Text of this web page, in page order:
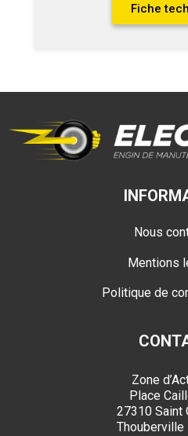
Fiche
Nous
Mentions
Politique de
Zone
Place
27310 Saint
Thouberville